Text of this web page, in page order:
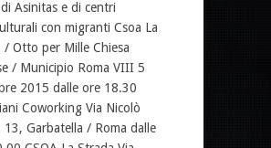
Asinitas e di centri
con migranti Csoa La
/ Otto per Mille Chiesa
/ Municipio Roma VIII 5
2015 dalle ore 18.30
Coworking Via Nicolò
13, Garbatella / Roma dalle